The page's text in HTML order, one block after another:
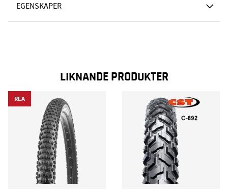
EGENSKAPER
LIKNANDE PRODUKTER
REA